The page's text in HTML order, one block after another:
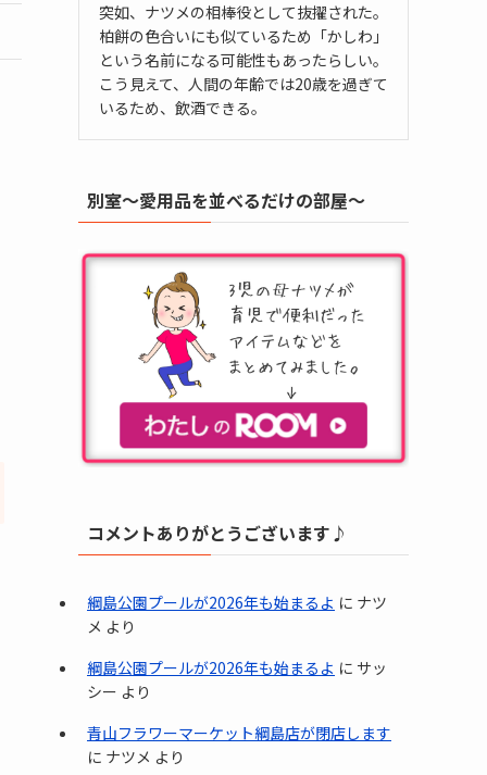
突如、ナツメの相棒役として抜擢された。
柏餅の色合いにも似ているため「かしわ」
という名前になる可能性もあったらしい。
こう見えて、人間の年齢では20歳を過ぎて
いるため、飲酒できる。
別室～愛用品を並べるだけの部屋～
コメントありがとうございます♪
綱島公園プールが2026年も始まるよ に ナツ
メ より
綱島公園プールが2026年も始まるよ に サッ
シー より
青山フラワーマーケット綱島店が閉店します
に ナツメ より